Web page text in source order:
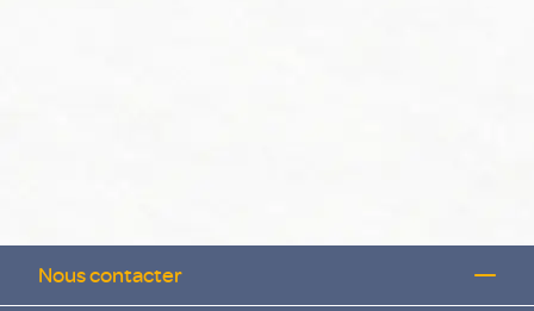
Nous contacter